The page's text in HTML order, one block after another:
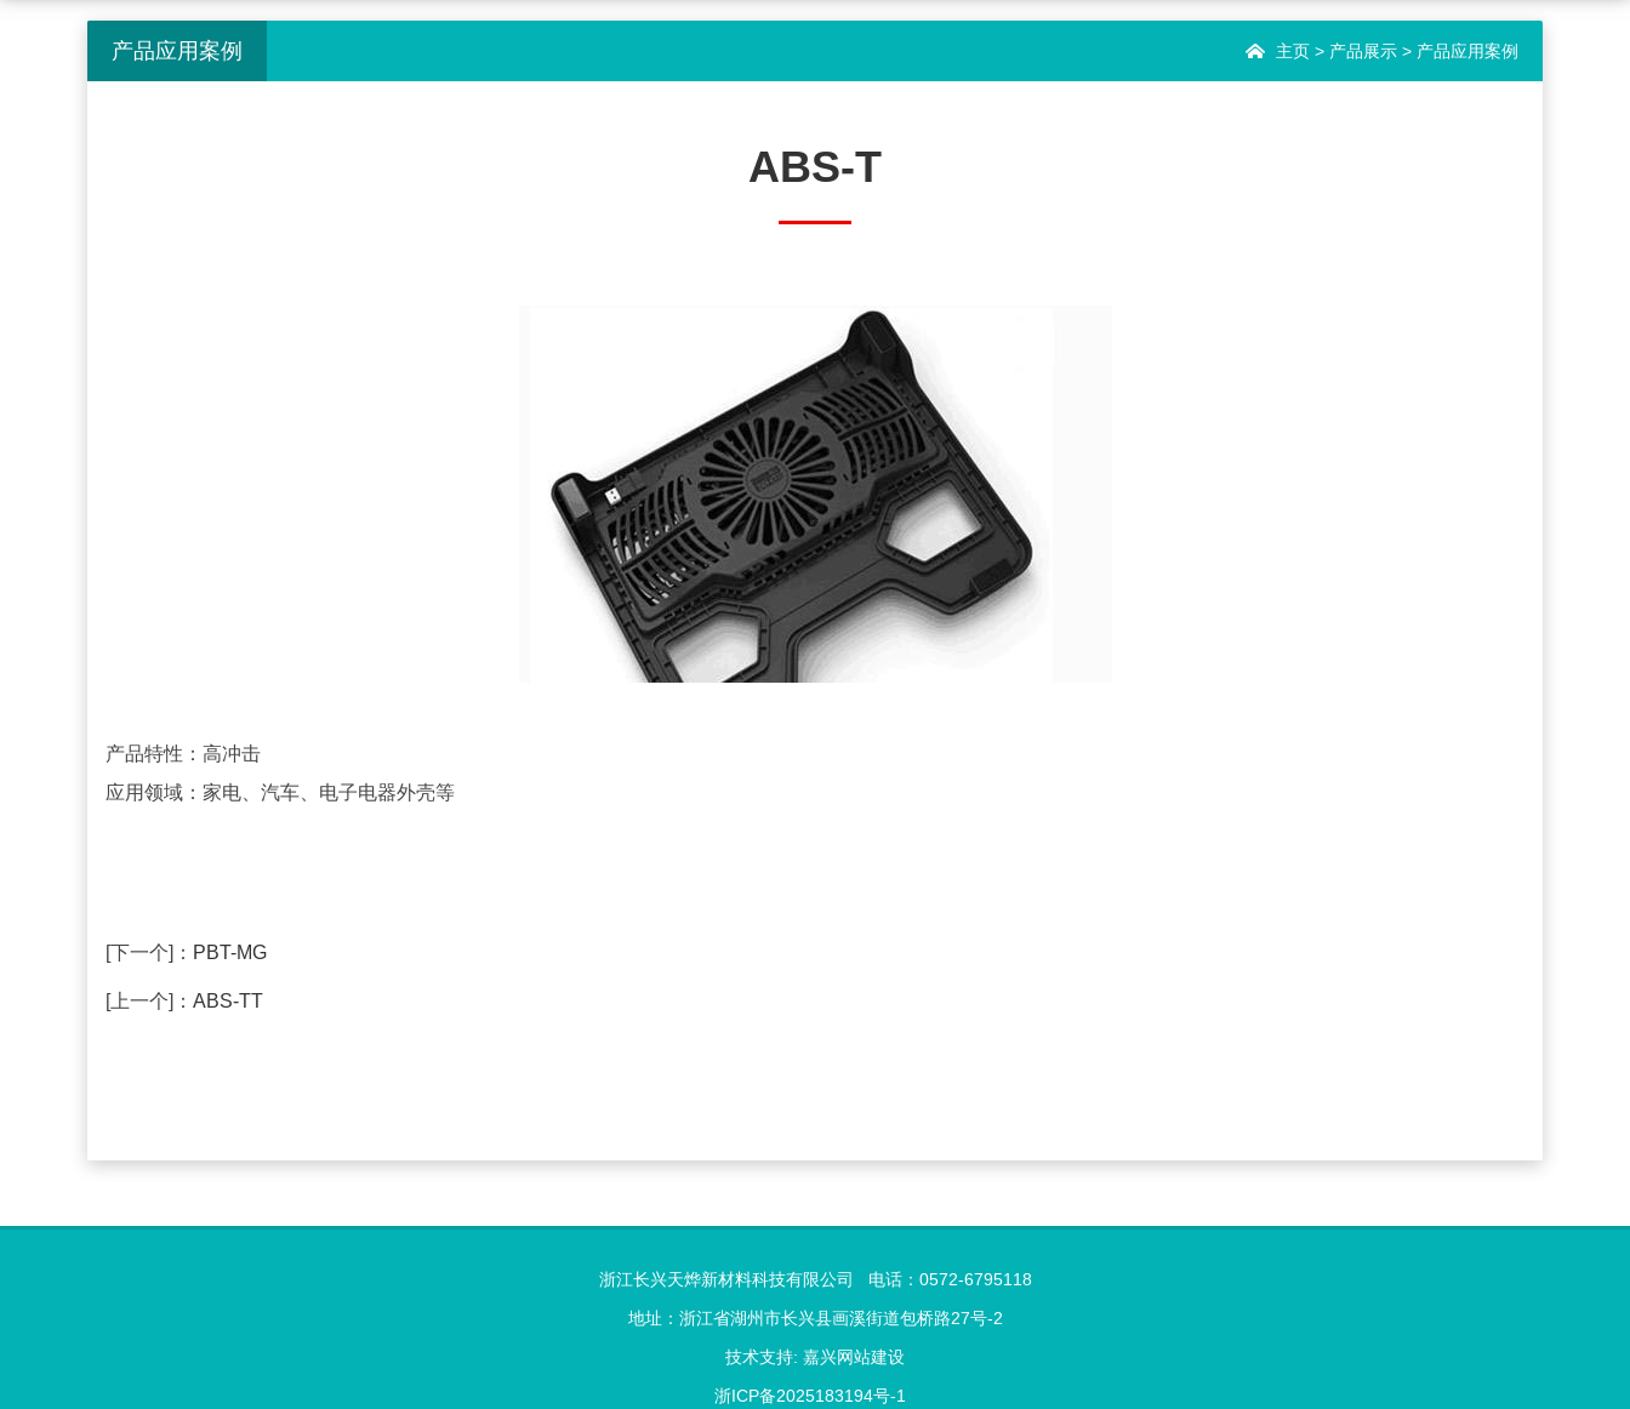
产品应用案例 主页 > 产品展示 > 产品应用案例
ABS-T
产品特性：高冲击
应用领域：家电、汽车、电子电器外壳等
[下一个]： PBT-MG
[上一个]： ABS-TT
浙江长兴天烨新材料科技有限公司 电话：0572-6795118
地址：浙江省湖州市长兴县画溪街道包桥路27号-2
技术支持: 嘉兴网站建设
浙ICP备2025183194号-1